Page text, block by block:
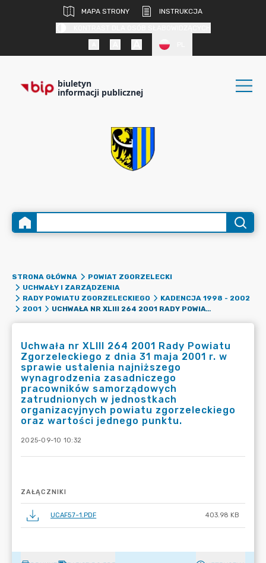
MAPA STRONY
INSTRUKCJA
biuletyn
informacji publicznej
STRONA GŁÓWNA
POWIAT ZGORZELECKI
UCHWAŁY I ZARZĄDZENIA
RADY POWIATU ZGORZELECKIEGO
KADENCJA 1998 - 2002
2001
UCHWAŁA NR XLIII 264 2001 RADY POWIATU ZGORZELECKIEGO Z DNIA 31 MAJA 2001 R. W SPRAWIE USTALENIA NAJNIŻSZEGO WYNAGRODZENIA ZASADNICZEGO PRACOWNIKÓW SAMORZĄDOWYCH ZATRUDNIONYCH W JEDNOSTKACH ORGANIZACYJNYCH POWIATU ZGORZELECKIEGO ORAZ WARTOŚCI JEDNEGO PUNKTU.
Uchwała nr XLIII 264 2001 Rady Powiatu
Zgorzeleckiego z dnia 31 maja 2001 r. w
sprawie ustalenia najniższego
wynagrodzenia zasadniczego
pracowników samorządowych
zatrudnionych w jednostkach
organizacyjnych powiatu zgorzeleckiego
oraz wartości jednego punktu.
2025-09-10 10:32
ZAŁĄCZNIKI
UCAF57~1.PDF 403.98 KB